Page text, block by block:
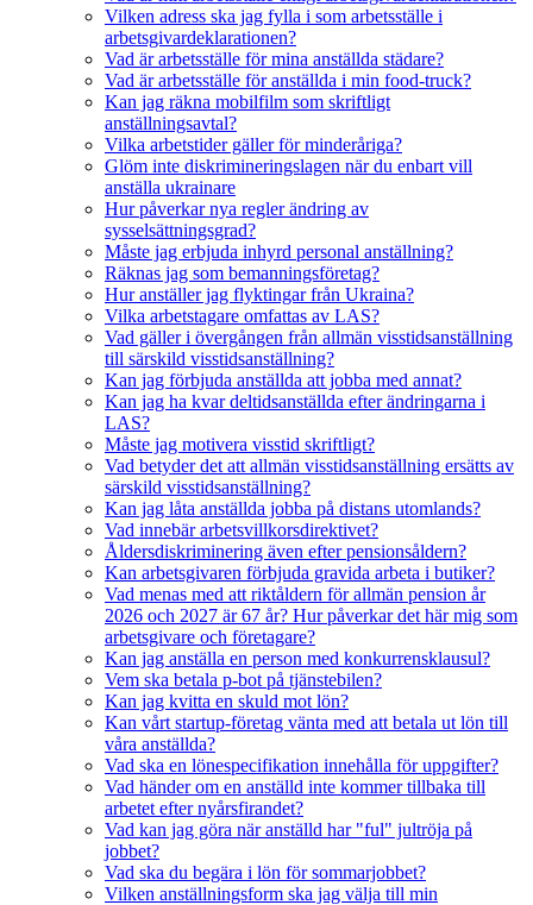
Vilken adress ska jag fylla i som arbetsställe i
arbetsgivardeklarationen?
Vad är arbetsställe för mina anställda städare?
Vad är arbetsställe för anställda i min food-truck?
Kan jag räkna mobilfilm som skriftligt
anställningsavtal?
Vilka arbetstider gäller för minderåriga?
Glöm inte diskrimineringslagen när du enbart vill
anställa ukrainare
Hur påverkar nya regler ändring av
sysselsättningsgrad?
Måste jag erbjuda inhyrd personal anställning?
Räknas jag som bemanningsföretag?
Hur anställer jag flyktingar från Ukraina?
Vilka arbetstagare omfattas av LAS?
Vad gäller i övergången från allmän visstidsanställning
till särskild visstidsanställning?
Kan jag förbjuda anställda att jobba med annat?
Kan jag ha kvar deltidsanställda efter ändringarna i
LAS?
Måste jag motivera visstid skriftligt?
Vad betyder det att allmän visstidsanställning ersätts av
särskild visstidsanställning?
Kan jag låta anställda jobba på distans utomlands?
Vad innebär arbetsvillkorsdirektivet?
Åldersdiskriminering även efter pensionsåldern?
Kan arbetsgivaren förbjuda gravida arbeta i butiker?
Vad menas med att riktåldern för allmän pension år
2026 och 2027 är 67 år? Hur påverkar det här mig som
arbetsgivare och företagare?
Kan jag anställa en person med konkurrensklausul?
Vem ska betala p-bot på tjänstebilen?
Kan jag kvitta en skuld mot lön?
Kan vårt startup-företag vänta med att betala ut lön till
våra anställda?
Vad ska en lönespecifikation innehålla för uppgifter?
Vad händer om en anställd inte kommer tillbaka till
arbetet efter nyårsfirandet?
Vad kan jag göra när anställd har "ful" jultröja på
jobbet?
Vad ska du begära i lön för sommarjobbet?
Vilken anställningsform ska jag välja till min